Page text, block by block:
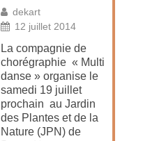
dekart
12 juillet 2014
La compagnie de
chorégraphie « Multi
danse » organise le
samedi 19 juillet
prochain au Jardin
des Plantes et de la
Nature (JPN) de